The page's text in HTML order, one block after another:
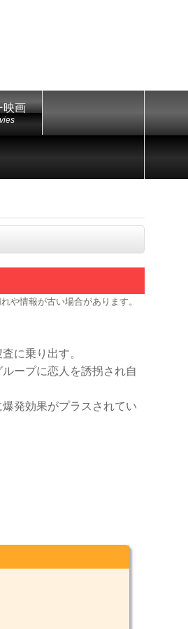
映画
や情報が古い場合があります。
に乗り出す。
ープに恋人を誘拐され自
発効果がプラスされてい